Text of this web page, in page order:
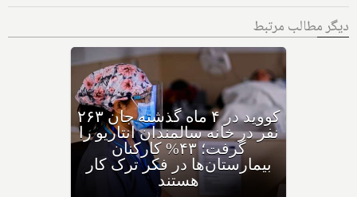
دیگر مطالب مرتبط
کووید در ۴ ماه گذشته جان ۲۶۳
نفر در خانه سالمندان انتاریو را
گرفت؛ ۴۳% کارکنان
بیمارستان‌ها در فکر ترک کار
هستند